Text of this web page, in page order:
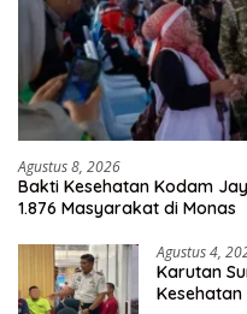
Agustus 8, 2026
Bakti Kesehatan Kodam
1.876 Masyarakat di Monas
Agustus 4,
Karutan
Kesehatan